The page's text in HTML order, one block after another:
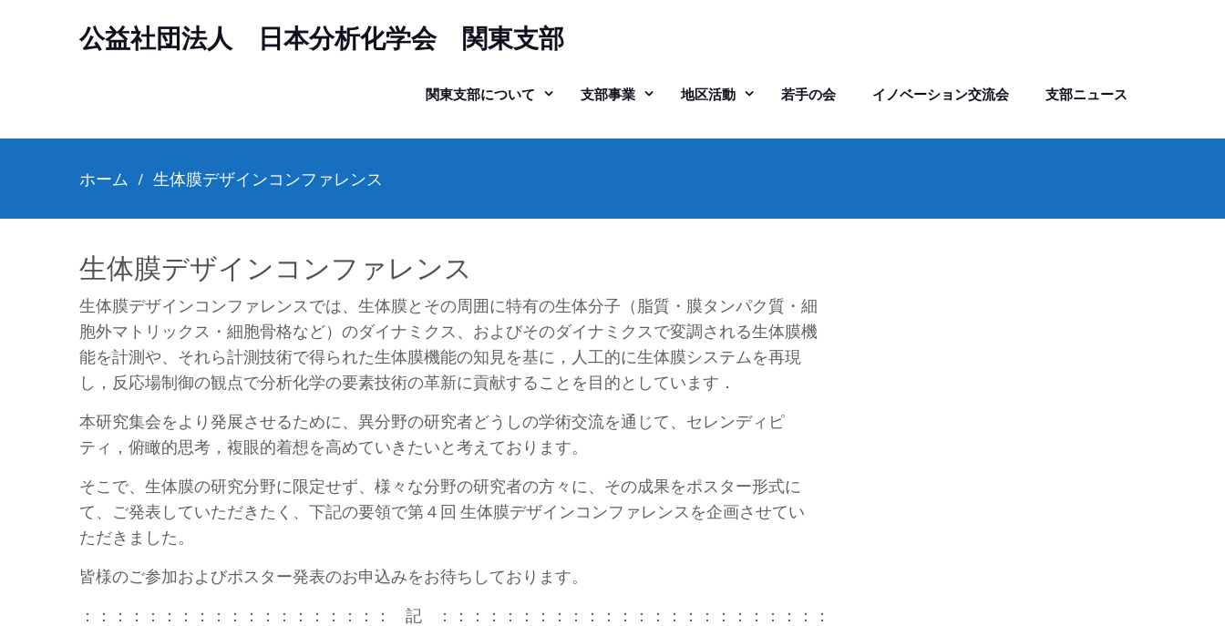
公益社団法人 日本分析化学会 関東支部
関東支部について 支部事業 地区活動 若手の会 イノベーション交流会 支部ニュース
ホーム 生体膜デザインコンファレンス
生体膜デザインコンファレンス
生体膜デザインコンファレンスでは、生体膜とその周囲に特有の生体分子（脂質・膜タンパク質・細
胞外マトリックス・細胞骨格など）のダイナミクス、およびそのダイナミクスで変調される生体膜機
能を計測や、それら計測技術で得られた生体膜機能の知見を基に，人工的に生体膜システムを再現
し，反応場制御の観点で分析化学の要素技術の革新に貢献することを目的としています．
本研究集会をより発展させるために、異分野の研究者どうしの学術交流を通じて、セレンディピ
ティ，俯瞰的思考，複眼的着想を高めていきたいと考えております。
そこで、生体膜の研究分野に限定せず、様々な分野の研究者の方々に、その成果をポスター形式に
て、ご発表していただきたく、下記の要領で第４回 生体膜デザインコンファレンスを企画させてい
ただきました。
皆様のご参加およびポスター発表のお申込みをお待ちしております。
：：：：：：：：：：：：：：：：：：： 記 ：：：：：：：：：：：：：：：：：：：：：：：：